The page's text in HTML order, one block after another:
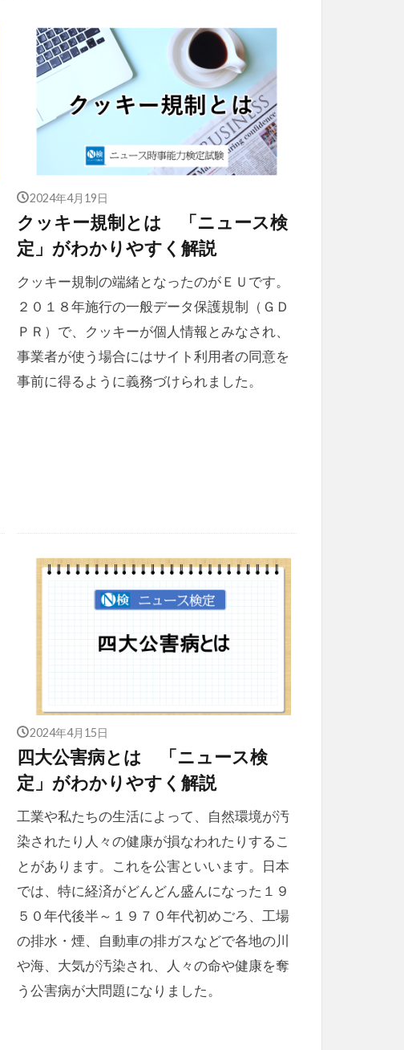
2024年4月19日
クッキー規制とは 「ニュース検
定」がわかりやすく解説
クッキー規制の端緒となったのがＥＵです。
２０１８年施行の一般データ保護規制（ＧＤ
ＰＲ）で、クッキーが個人情報とみなされ、
事業者が使う場合にはサイト利用者の同意を
事前に得るように義務づけられました。
2024年4月15日
四大公害病とは 「ニュース検
定」がわかりやすく解説
工業や私たちの生活によって、自然環境が汚
染されたり人々の健康が損なわれたりするこ
とがあります。これを公害といいます。日本
では、特に経済がどんどん盛んになった１９
５０年代後半～１９７０年代初めごろ、工場
の排水・煙、自動車の排ガスなどで各地の川
や海、大気が汚染され、人々の命や健康を奪
う公害病が大問題になりました。